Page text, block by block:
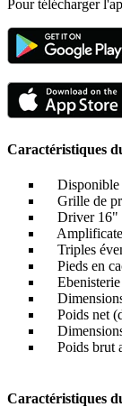
Pour télécharger
Caractéristiques
Disponible
Grille de
Driver 16"
Triples
Pieds en
Ebenisterie
Poids net
Poids brut
Caractéristiques